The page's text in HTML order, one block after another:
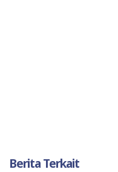
Berita Terkait